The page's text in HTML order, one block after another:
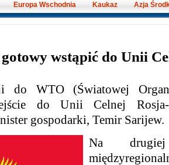
wstąpić do Unii
do WTO (Światowej
do Unii Celnej Rosja-
gospodarki, Temir Sarijew.
Na drugiej
Europa Wschodnia Kaukaz Azja